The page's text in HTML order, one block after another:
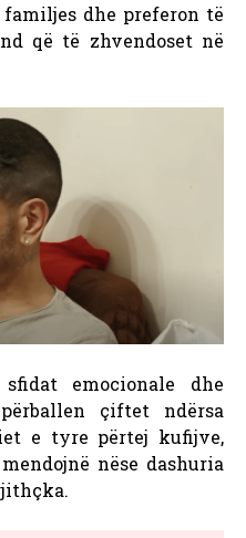
dhe preferon të
që të zhvendoset në
emocionale dhe
çiftet ndërsa
e tyre përtej kufijve,
nëse dashuria